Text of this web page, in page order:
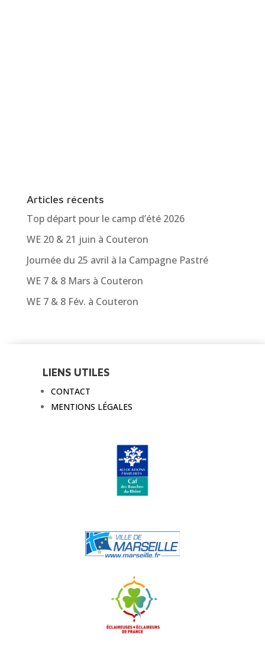
Articles récents
Top départ pour le camp d’été 2026
WE 20 & 21 juin à Couteron
Journée du 25 avril à la Campagne Pastré
WE 7 & 8 Mars à Couteron
WE 7 & 8 Fév. à Couteron
LIENS UTILES
CONTACT
MENTIONS LÉGALES